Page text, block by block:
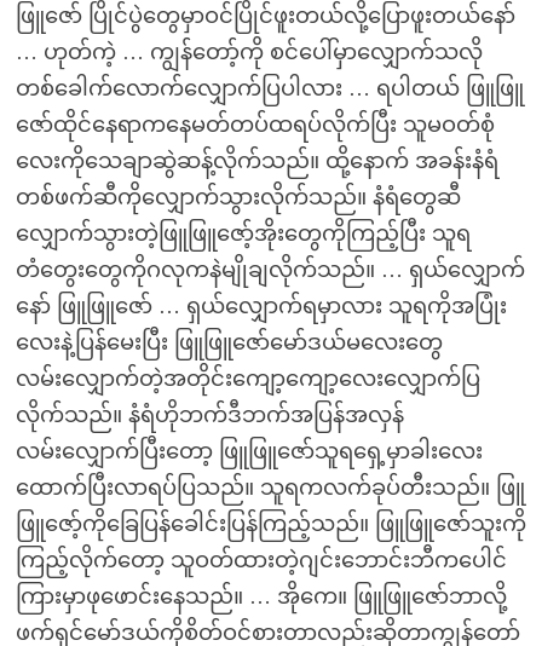
ဖြူဇော် ပြိုင်ပွဲတွေမှာဝင်ပြိုင်ဖူးတယ်လို့ပြောဖူးတယ်နော်
… ဟုတ်ကဲ့ … ကျွန်တော့်ကို စင်ပေါ်မှာလျှောက်သလို
တစ်ခေါက်လောက်လျှောက်ပြပါလား … ရပါတယ် ဖြူဖြူ
ဇော်ထိုင်နေရာကနေမတ်တပ်ထရပ်လိုက်ပြီး သူမဝတ်စုံ
လေးကိုသေချာဆွဲဆန့်လိုက်သည်။ ထို့နောက် အခန်းနံရံ
တစ်ဖက်ဆီကိုလျှောက်သွားလိုက်သည်။ နံရံတွေဆီ
လျှောက်သွားတဲ့ဖြူဖြူဇော့်အိုးတွေကိုကြည့်ပြီး သူရ
တံတွေးတွေကိုဂလုကနဲမျိုချလိုက်သည်။ … ရှယ်လျှောက်
နော် ဖြူဖြူဇော် … ရှယ်လျှောက်ရမှာလား သူရကိုအပြုံး
လေးနဲ့ပြန်မေးပြီး ဖြူဖြူဇော်မော်ဒယ်မလေးတွေ
လမ်းလျှောက်တဲ့အတိုင်းကျော့ကျော့လေးလျှောက်ပြ
လိုက်သည်။ နံရံဟိုဘက်ဒီဘက်အပြန်အလှန်
လမ်းလျှောက်ပြီးတော့ ဖြူဖြူဇော်သူရရှေ့မှာခါးလေး
ထောက်ပြီးလာရပ်ပြသည်။ သူရကလက်ခုပ်တီးသည်။ ဖြူ
ဖြူဇော့်ကိုခြေပြန်ခေါင်းပြန်ကြည့်သည်။ ဖြူဖြူဇော်သူးကို
ကြည့်လိုက်တော့ သူဝတ်ထားတဲ့ဂျင်းဘောင်းဘီကပေါင်
ကြားမှာဖုဖောင်းနေသည်။ … အိုကေ။ ဖြူဖြူဇော်ဘာလို့
ဖက်ရှင်မော်ဒယ်ကိုစိတ်ဝင်စားတာလည်းဆိုတာကျွန်တော်